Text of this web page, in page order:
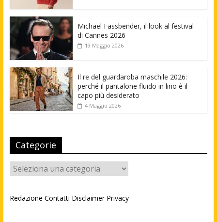
Michael Fassbender, il look al festival
di Cannes 2026
19 Maggio 2026
Il re del guardaroba maschile 2026:
perché il pantalone fluido in lino è il
capo più desiderato
4 Maggio 2026
Categorie
Categorie
Redazione Contatti Disclaimer Privacy